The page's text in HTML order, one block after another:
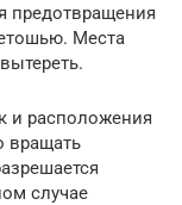
предотвращения
Места
и расположения
вращать
случае